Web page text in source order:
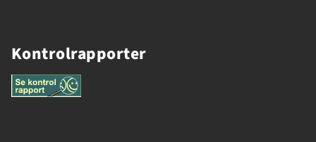
Kontrolrapporter